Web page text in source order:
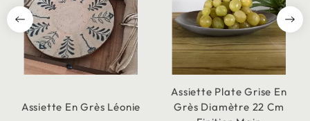
Assiette En Grès Léonie
Assiette Plate Grise En
Grès Diamètre 22 Cm